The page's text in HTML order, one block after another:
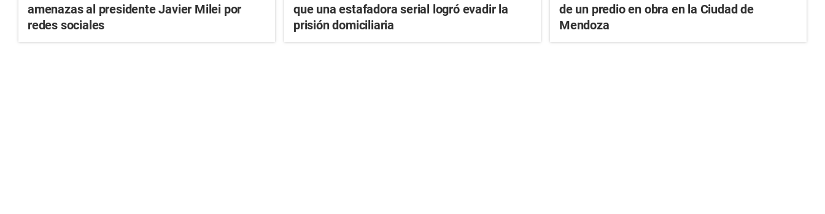
amenazas al presidente Javier Milei por
redes sociales
que una estafadora serial logró evadir la
prisión domiciliaria
de un predio en obra en la Ciudad de
Mendoza